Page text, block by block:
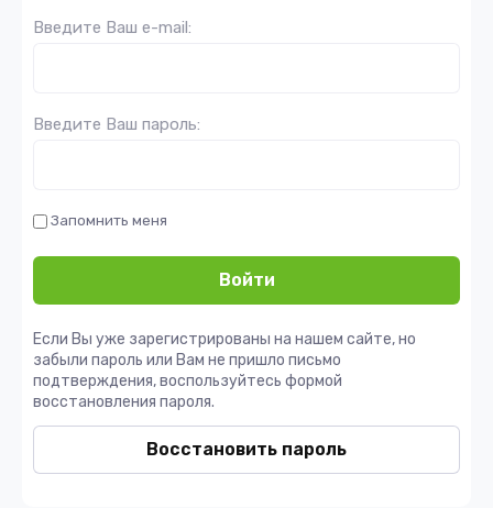
Введите Ваш e-mail:
Введите Ваш пароль:
Запомнить меня
Войти
Если Вы уже зарегистрированы на нашем сайте, но
забыли пароль или Вам не пришло письмо
подтверждения, воспользуйтесь формой
восстановления пароля.
Восстановить пароль